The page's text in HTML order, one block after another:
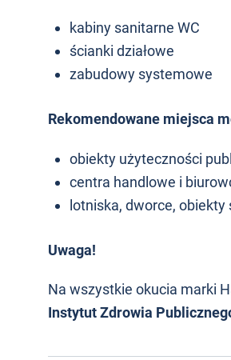
kabiny sanitarne WC
ścianki działowe
zabudowy systemowe
Rekomendowane miejsca
obiekty użyteczności
centra handlowe i
lotniska, dworce, obiekty
Uwaga!
Na wszystkie okucia marki
Instytut Zdrowia